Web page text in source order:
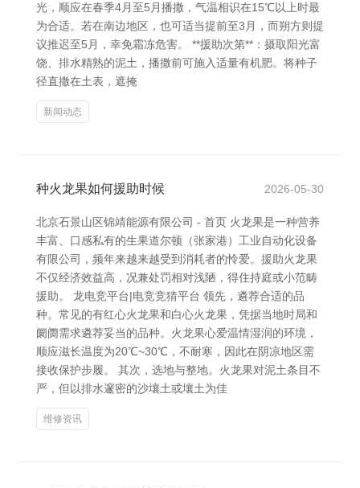
光，顺应在春季4月至5月播撒，气温相识在15℃以上时最
为合适。若在南边地区，也可适当提前至3月，而朔方则提
议推迟至5月，幸免霜冻危害。 **援助次第**：摄取阳光富
饶、排水精熟的泥土，播撒前可施入适量有机肥。将种子
径直撒在土表，遮掩
新闻动态
种火龙果如何援助时候 2026-05-30
北京石景山区锦靖能源有限公司 - 首页 火龙果是一种营养
丰富、口感私有的生果道尔顿（张家港）工业自动化设备
有限公司，频年来越来越受到消耗者的怜爱。援助火龙果
不仅经济效益高，况兼处罚相对浅陋，得住持庭或小范畴
援助。 龙电竞平台|电竞竞猜平台 领先，遴荐合适的品
种。常见的有红心火龙果和白心火龙果，凭据当地时局和
阛阓需求遴荐妥当的品种。火龙果心爱温情湿润的环境，
顺应滋长温度为20℃~30℃，不耐寒，因此在阴凉地区需
接收保护步履。 其次，选地与整地。火龙果对泥土条目不
严，但以排水邃密的沙壤土或壤土为佳
维修资讯